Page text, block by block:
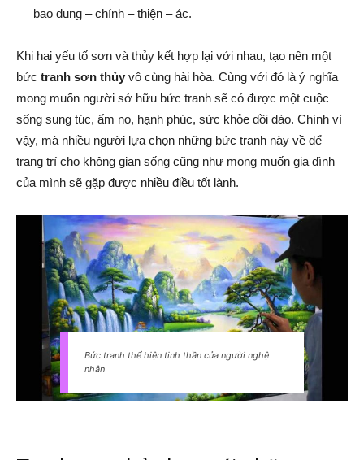
bao dung – chính – thiện – ác.
Khi hai yếu tố sơn và thủy kết hợp lại với nhau, tạo nên một
bức tranh sơn thủy vô cùng hài hòa. Cùng với đó là ý nghĩa
mong muốn người sở hữu bức tranh sẽ có được một cuộc
sống sung túc, ấm no, hạnh phúc, sức khỏe dồi dào. Chính vì
vậy, mà nhiều người lựa chọn những bức tranh này về để
trang trí cho không gian sống cũng như mong muốn gia đình
của mình sẽ gặp được nhiều điều tốt lành.
Bức tranh thể hiện tinh thần của người nghệ
nhân